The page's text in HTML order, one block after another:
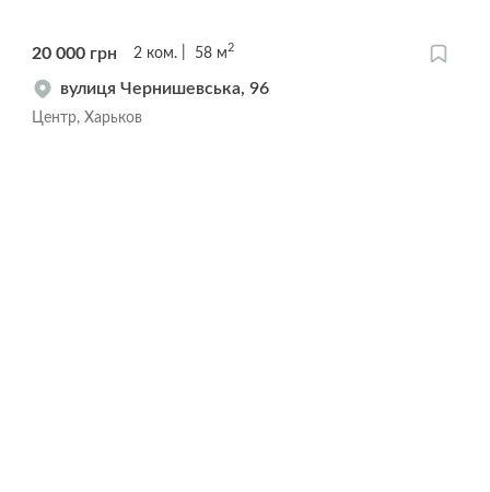
20 000 грн 2 ком. 58 м2
вулиця Чернишевська, 96
Центр, Харьков